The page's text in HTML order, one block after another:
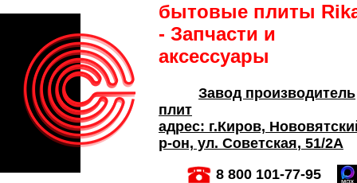
бытовые плиты
- Запчасти и
аксессуары
Завод производитель
плит
адрес: г.Киров,
р-он, ул. Советская, 51/2А
8 800 101-77-95